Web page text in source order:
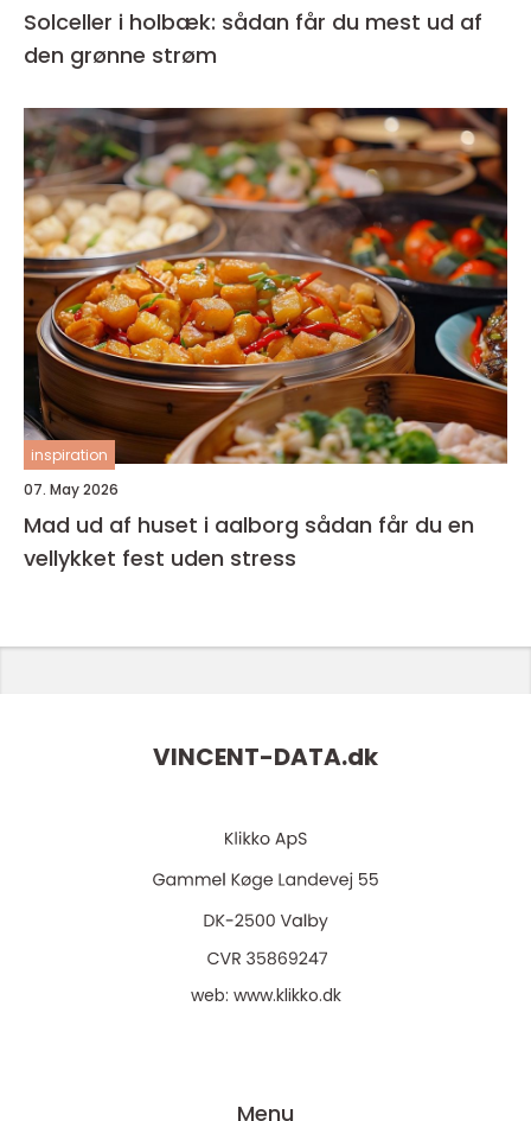
Solceller i holbæk: sådan får du mest ud af
den grønne strøm
inspiration
07. May 2026
Mad ud af huset i aalborg sådan får du en
vellykket fest uden stress
VINCENT-DATA.dk
web: www.klikko.dk
Menu